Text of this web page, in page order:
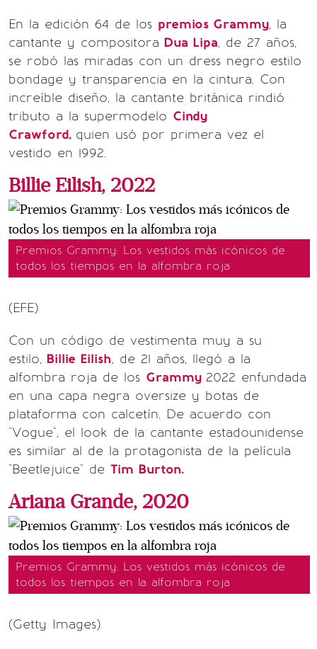
En la edición 64 de los premios Grammy, la
cantante y compositora Dua Lipa, de 27 años,
se robó las miradas con un dress negro estilo
bondage y transparencia en la cintura. Con
increíble diseño, la cantante británica rindió
tributo a la supermodelo Cindy
Crawford, quien usó por primera vez el
vestido en 1992.
Billie Eilish, 2022
Premios Grammy: Los vestidos más icónicos de
todos los tiempos en la alfombra roja
(EFE)
Con un código de vestimenta muy a su
estilo, Billie Eilish, de 21 años, llegó a la
alfombra roja de los Grammy 2022 enfundada
en una capa negra oversize y botas de
plataforma con calcetín. De acuerdo con
"Vogue", el look de la cantante estadounidense
es similar al de la protagonista de la película
"Beetlejuice" de Tim Burton.
Ariana Grande, 2020
Premios Grammy: Los vestidos más icónicos de
todos los tiempos en la alfombra roja
(Getty Images)